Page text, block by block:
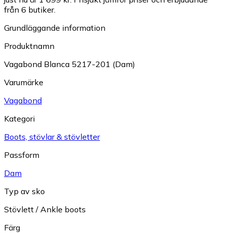
från 6 butiker.
Grundläggande information
Produktnamn
Vagabond Blanca 5217-201 (Dam)
Varumärke
Vagabond
Kategori
Boots, stövlar & stövletter
Passform
Dam
Typ av sko
Stövlett / Ankle boots
Färg